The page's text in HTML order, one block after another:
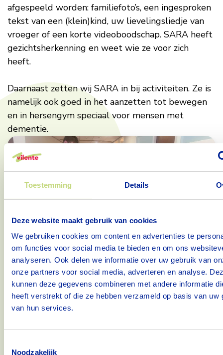
Toestemming Details
Deze website maakt gebruik van cookies
We gebruiken cookies om content en advertenties te
om functies voor social media te bieden en om ons
analyseren. Ook delen we informatie over uw gebruik van
onze partners voor social media, adverteren en analyse.
kunnen deze gegevens combineren met andere informatie
heeft verstrekt of die ze hebben verzameld op basis van uw
van hun services.
Noodzakelijk
afgespeeld worden: familiefoto’s, een ingesproken
tekst van een (klein)kind, uw lievelingsliedje van
vroeger of een korte videoboodschap. SARA heeft
gezichtsherkenning en weet wie ze voor zich
heeft.
Daarnaast zetten wij SARA in bij activiteiten. Ze is
namelijk ook goed in het aanzetten tot bewegen
en in hersengym speciaal voor mensen met
dementie.
Robot SARA bevordert de rust
23 januari 2024
De Sonnenberg heeft een SARA zorgrobot!
Deze nieuwe ‘collega’ helpt op piekmomenten
Nieuws